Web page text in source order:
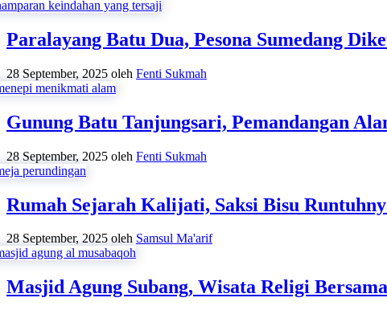
Paralayang Batu Dua, Pesona Sumedang
28 September, 2025 oleh Fenti Sukmah
Gunung Batu Tanjungsari, Pemandangan
28 September, 2025 oleh Fenti Sukmah
Rumah Sejarah Kalijati, Saksi Bisu
28 September, 2025 oleh Samsul Ma'arif
Masjid Agung Subang, Wisata Religi